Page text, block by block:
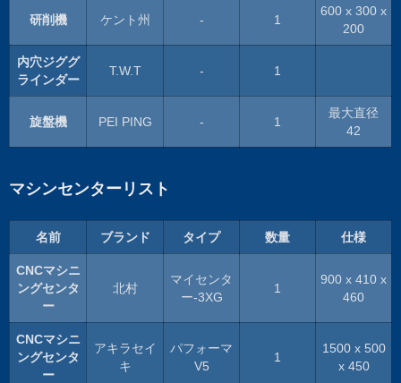
研削機 ケント州 - 1
600 x 300 x
200
内穴ジググ
ラインダー
T.W.T - 1
旋盤機 PEI PING - 1
最大直径
42
マシンセンターリスト
名前 ブランド タイプ 数量 仕様
CNCマシニ
ングセンタ
ー
北村
マイセンタ
ー-3XG
1
900 x 410 x
460
CNCマシニ
ングセンタ
ー
アキラセイ
キ
パフォーマ
V5
1
1500 x 500
x 450